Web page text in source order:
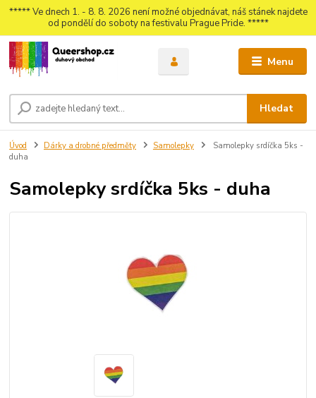
***** Ve dnech 1. - 8. 8. 2026 není možné objednávat, náš stánek najdete
od pondělí do soboty na festivalu Prague Pride. *****
Menu
Hledat
Úvod Dárky a drobné předměty Samolepky
Samolepky srdíčka 5ks -
duha
Samolepky srdíčka 5ks - duha